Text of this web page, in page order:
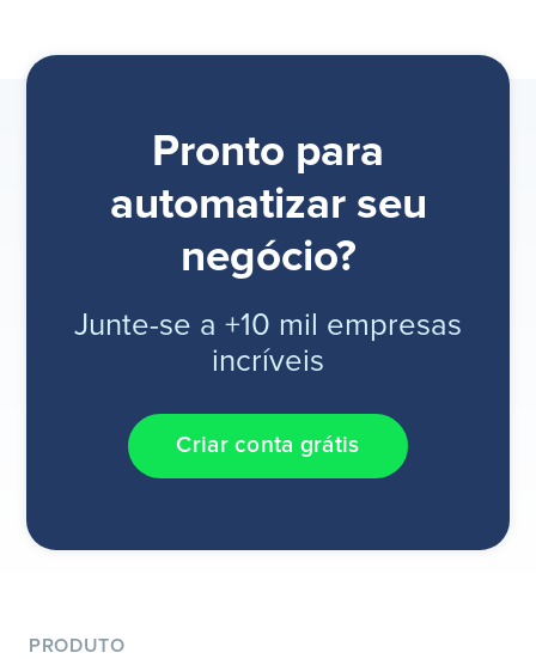
Pronto para
automatizar seu
negócio?
Junte-se a +10 mil empresas
incríveis
Criar conta grátis
PRODUTO